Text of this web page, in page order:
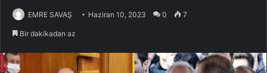
EMRE SAVAŞ Haziran 10, 2023 0 7
Bir dakikadan az